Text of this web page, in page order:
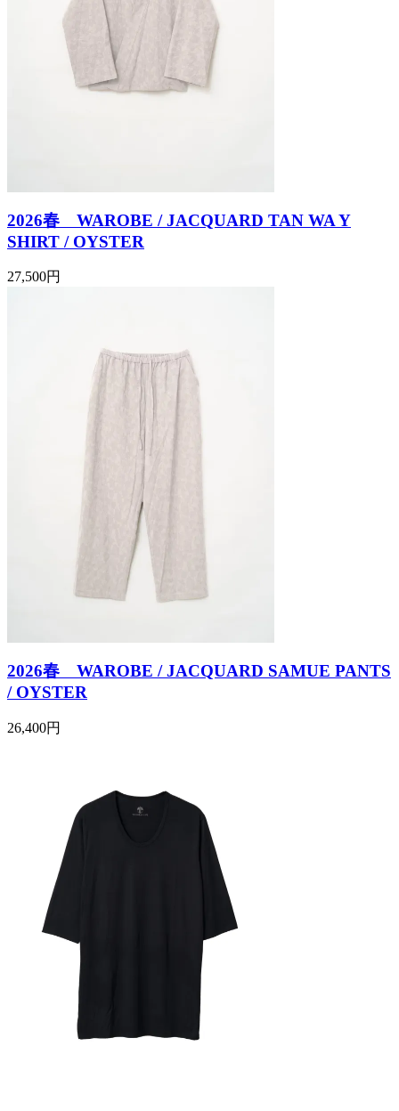
2026春 WAROBE / JACQUARD TAN WA Y
SHIRT / OYSTER
27,500円
2026春 WAROBE / JACQUARD SAMUE PANTS
/ OYSTER
26,400円